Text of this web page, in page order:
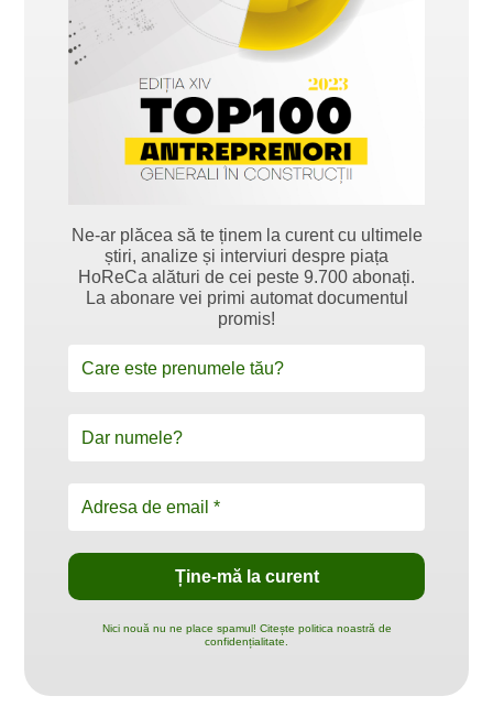
Ne-ar plăcea să te ținem la curent cu ultimele
știri, analize și interviuri despre piața
HoReCa alături de cei peste 9.700 abonați.
La abonare vei primi automat documentul
promis!
Nici nouă nu ne place spamul! Citește politica noastră de
confidențialitate.